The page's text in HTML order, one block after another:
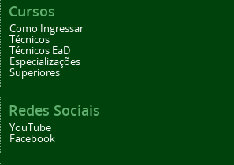
Cursos
Como Ingressar
Técnicos
Técnicos EaD
Especializações
Superiores
Redes Sociais
YouTube
Facebook